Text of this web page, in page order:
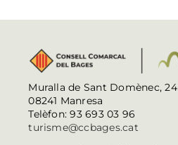
Muralla de Sant Domènec, 24
08241 Manresa
Telèfon: 93 693 03 96
turisme@ccbages.cat